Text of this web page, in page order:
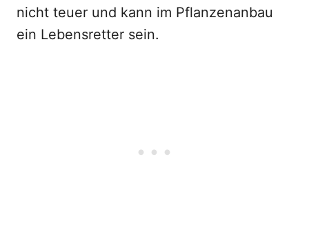
nicht teuer und kann im Pflanzenanbau
ein Lebensretter sein.